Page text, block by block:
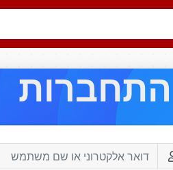
התחברות